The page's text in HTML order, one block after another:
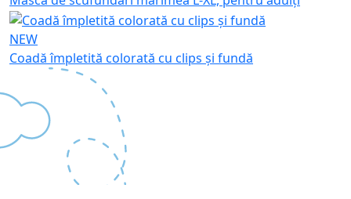
NEW
Coadă împletită colorată cu clips și fundă